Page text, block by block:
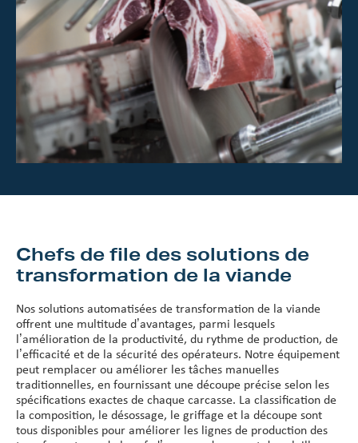
Chefs de file des solutions de
transformation de la viande
Nos solutions automatisées de transformation de la viande
offrent une multitude d’avantages, parmi lesquels
l’amélioration de la productivité, du rythme de production, de
l’efficacité et de la sécurité des opérateurs. Notre équipement
peut remplacer ou améliorer les tâches manuelles
traditionnelles, en fournissant une découpe précise selon les
spécifications exactes de chaque carcasse. La classification de
la composition, le désossage, le griffage et la découpe sont
tous disponibles pour améliorer les lignes de production des